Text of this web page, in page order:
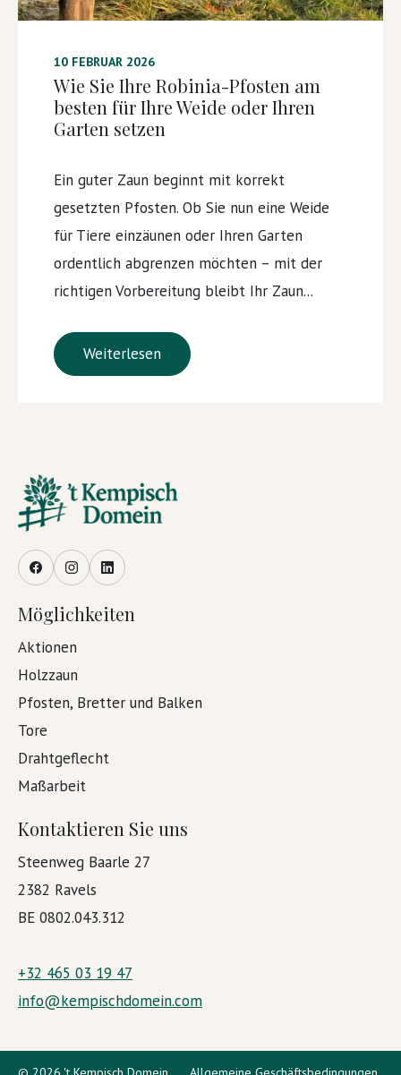
10 FEBRUAR 2026
Wie Sie Ihre Robinia-Pfosten am
besten für Ihre Weide oder Ihren
Garten setzen
Ein guter Zaun beginnt mit korrekt
gesetzten Pfosten. Ob Sie nun eine Weide
für Tiere einzäunen oder Ihren Garten
ordentlich abgrenzen möchten – mit der
richtigen Vorbereitung bleibt Ihr Zaun...
Weiterlesen
FacebookInstagramLinkedIn
Möglichkeiten
Aktionen
Holzzaun
Pfosten, Bretter und Balken
Tore
Drahtgeflecht
Maßarbeit
Kontaktieren Sie uns
Steenweg Baarle 27
2382 Ravels
BE 0802.043.312
+32 465 03 19 47
info@kempischdomein.com